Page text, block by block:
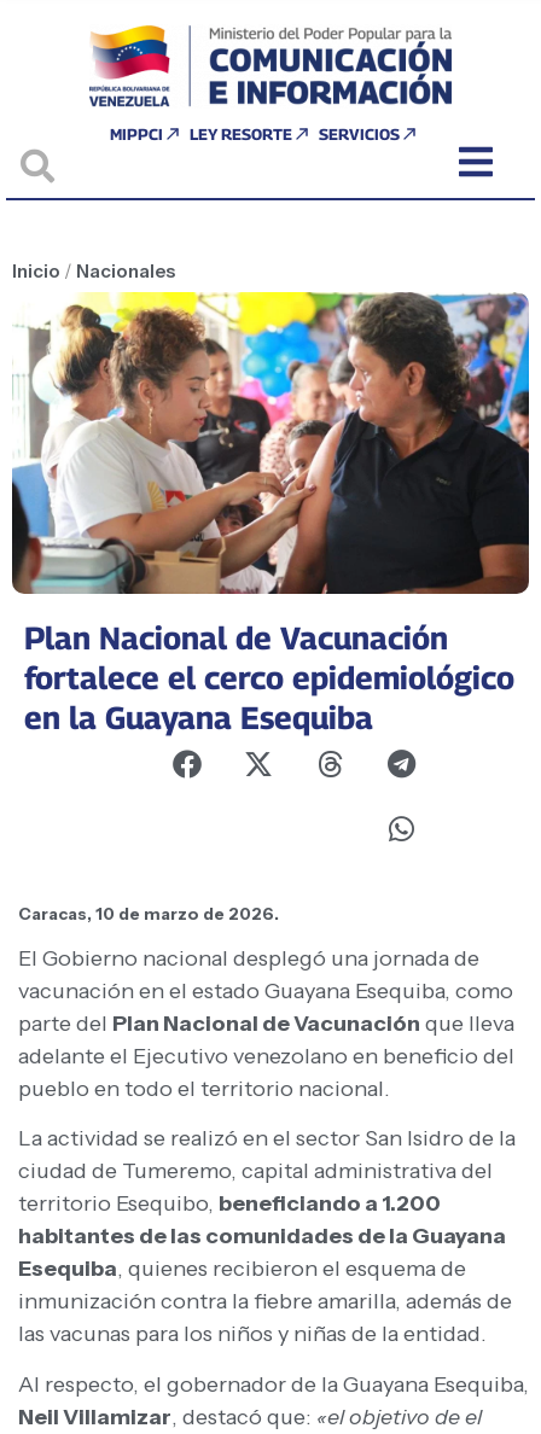
MIPPCI LEY RESORTE SERVICIOS
Inicio / Nacionales
Plan Nacional de Vacunación
fortalece el cerco epidemiológico
en la Guayana Esequiba
Caracas, 10 de marzo de 2026.
El Gobierno nacional desplegó una jornada de
vacunación en el estado Guayana Esequiba, como
parte del Plan Nacional de Vacunación que lleva
adelante el Ejecutivo venezolano en beneficio del
pueblo en todo el territorio nacional.
La actividad se realizó en el sector San Isidro de la
ciudad de Tumeremo, capital administrativa del
territorio Esequibo, beneficiando a 1.200
habitantes de las comunidades de la Guayana
Esequiba, quienes recibieron el esquema de
inmunización contra la fiebre amarilla, además de
las vacunas para los niños y niñas de la entidad.
Al respecto, el gobernador de la Guayana Esequiba,
Neil Villamizar, destacó que: «el objetivo de el